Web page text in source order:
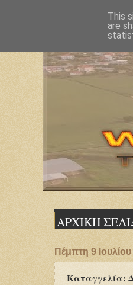
ΑΡΧΙΚΗ
Πέμπτη 9
Καταγγελία:
This
are